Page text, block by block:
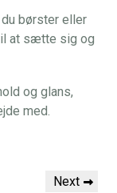
børster eller
at sætte sig og
og glans,
med.
Next
Next